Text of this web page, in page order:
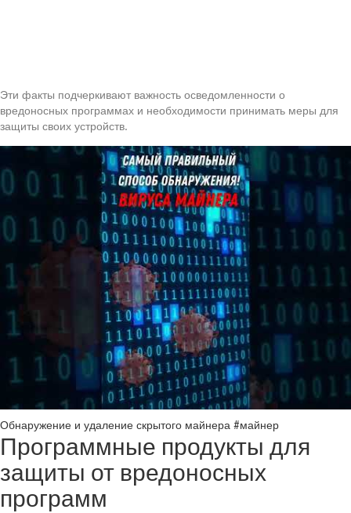
Эти факты подчеркивают важность осведомленности о
вредоносных программах и необходимости принимать меры для
защиты своих устройств.
Обнаружение и удаление скрытого майнера #майнер
Программные продукты для
защиты от вредоносных
программ